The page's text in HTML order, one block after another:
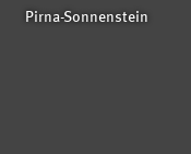
Pirna-Sonnenstein